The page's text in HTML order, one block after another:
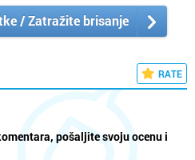
/ Zatražite brisanje
RATE
pošaljite svoju ocenu i